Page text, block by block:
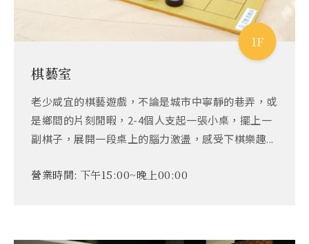
棋藝室
老少咸宜的棋藝遊戲，不論是城市中寧靜的巷弄，或
是鄉間的片刻閒暇，2-4個人支起一張小桌，擺上一
副棋子，展開一段桌上的腦力激盪，感受下棋樂趣...
營業時間: 下午15:00~晚上00:00
1F